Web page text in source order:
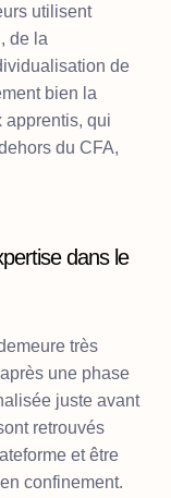
utilisent
de la
de
bien la
apprentis, qui
du CFA,
dans le
très
une phase
juste avant
retrouvés
et être
confinement.